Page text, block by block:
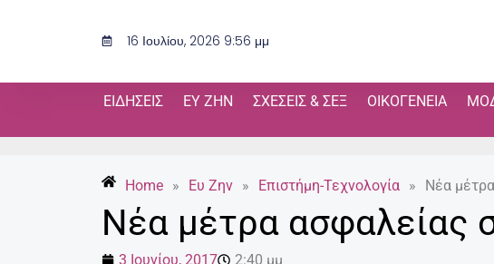
16 Ιουλίου, 2026 9:56 μμ
ΕΙΔΉΣΕΙΣ ΕΥ ΖΗΝ ΣΧΈΣΕΙΣ & ΣΕΞ ΟΙΚΟΓΈΝΕΙΑ
Home » Ευ Ζην » Επιστήμη-Τεχνολογία » Νέα
Νέα μέτρα ασφαλείας
3 Ιουνίου, 2017
2:40 μμ